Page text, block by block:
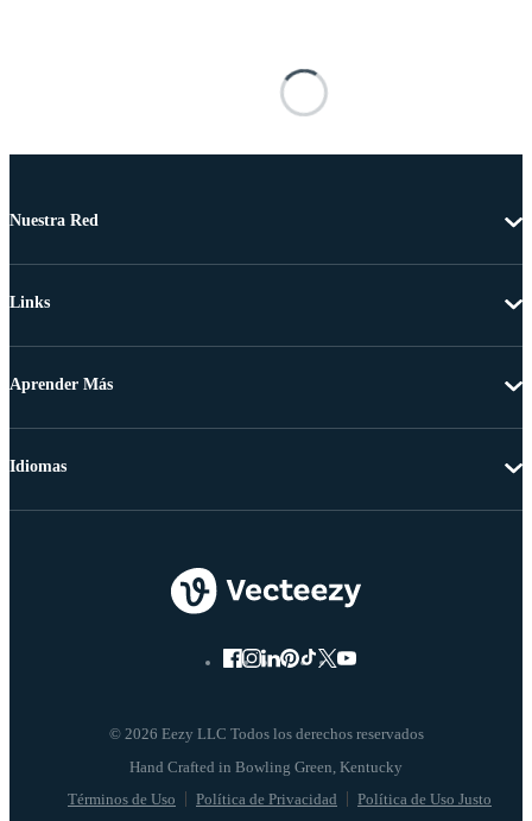
Nuestra Red
Links
Aprender Más
© 2026 Eezy LLC Todos los derechos reservados
Términos de Uso Política de Privacidad Política de Uso Justo
Idiomas